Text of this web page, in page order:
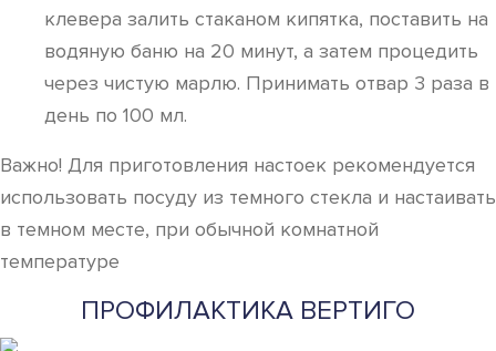
клевера залить стаканом кипятка, поставить на
водяную баню на 20 минут, а затем процедить
через чистую марлю. Принимать отвар 3 раза в
день по 100 мл.
Важно! Для приготовления настоек рекомендуется
использовать посуду из темного стекла и настаивать
в темном месте, при обычной комнатной
температуре
ПРОФИЛАКТИКА ВЕРТИГО